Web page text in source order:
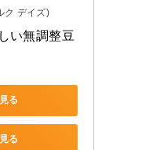
ク デイズ)
い無調整豆
る
る